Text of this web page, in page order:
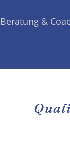
Beratung &